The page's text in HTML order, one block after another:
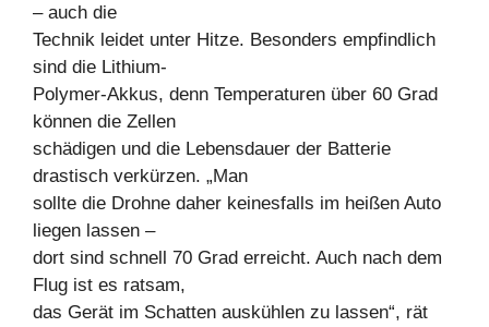
– auch die
Technik leidet unter Hitze. Besonders empfindlich
sind die Lithium-
Polymer-Akkus, denn Temperaturen über 60 Grad
können die Zellen
schädigen und die Lebensdauer der Batterie
drastisch verkürzen. „Man
sollte die Drohne daher keinesfalls im heißen Auto
liegen lassen –
dort sind schnell 70 Grad erreicht. Auch nach dem
Flug ist es ratsam,
das Gerät im Schatten auskühlen zu lassen“, rät